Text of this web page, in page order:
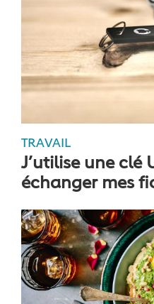
TRAVAIL
J’utilise une clé
échanger mes